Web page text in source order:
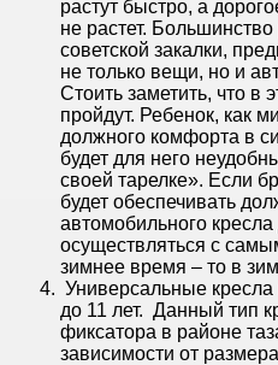
растут быстро, а
не растет.
советской закалки,
не только вещи, но и
Стоить заметить, что в
пройдут. Ребенок, как
должного комфорта в
будет для него
своей тарелке». Если
будет обеспечивать
автомобильного
осуществляться с
зимнее время – то в
Универсальные
до 11 лет. Данный тип
фиксатора в районе
зависимости от